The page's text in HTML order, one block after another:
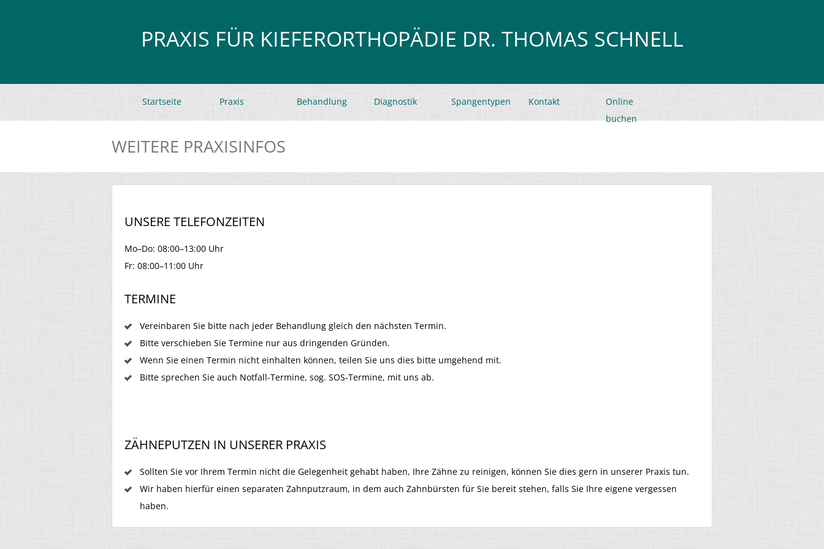
PRAXIS FÜR KIEFERORTHOPÄDIE DR. THOMAS SCHNELL
Startseite Praxis Behandlung Diagnostik Spangentypen Kontakt
Online
buchen
WEITERE PRAXISINFOS
UNSERE TELEFONZEITEN
Mo–Do: 08:00–13:00 Uhr
Fr: 08:00–11:00 Uhr
TERMINE
Vereinbaren Sie bitte nach jeder Behandlung gleich den nächsten Termin.
Bitte verschieben Sie Termine nur aus dringenden Gründen.
Wenn Sie einen Termin nicht einhalten können, teilen Sie uns dies bitte umgehend mit.
Bitte sprechen Sie auch Notfall-Termine, sog. SOS-Termine, mit uns ab.
ZÄHNEPUTZEN IN UNSERER PRAXIS
Sollten Sie vor Ihrem Termin nicht die Gelegenheit gehabt haben, Ihre Zähne zu reinigen, können Sie dies gern in unserer Praxis tun.
Wir haben hierfür einen separaten Zahnputzraum, in dem auch Zahnbürsten für Sie bereit stehen, falls Sie Ihre eigene vergessen
haben.